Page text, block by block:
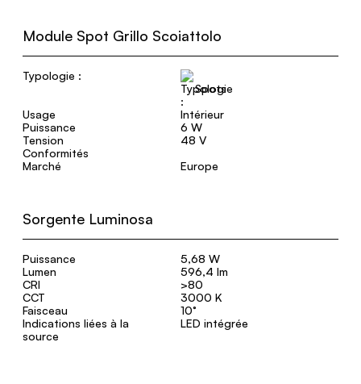
Module Spot Grillo Scoiattolo
Typologie :
Spots
Usage
Intérieur
Puissance
6 W
Tension
48 V
Conformités
Marché
Europe
Sorgente Luminosa
Puissance
5,68 W
Lumen
596,4 lm
CRI
>80
CCT
3000 K
Faisceau
10°
Indications liées à la
source
LED intégrée